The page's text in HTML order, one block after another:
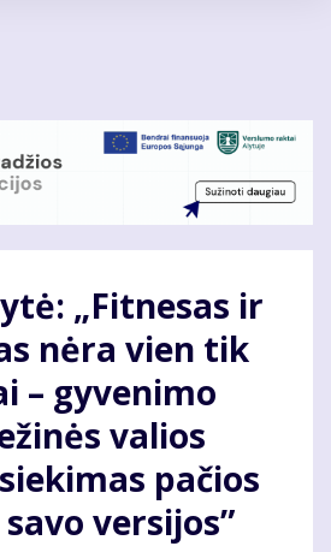
„Fitnesas ir
nėra vien tik
– gyvenimo
valios
pačios
versijos”